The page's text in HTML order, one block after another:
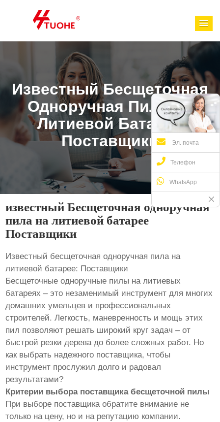
Известный Бесщеточная
Одноручная Пила На
Литиевой Батарее
Поставщики
известный Бесщеточная одноручная
пила на литиевой батарее
Поставщики
Известный бесщеточная одноручная пила на
литиевой батарее: Поставщики
Бесщеточные одноручные пилы на литиевых
батареях – это незаменимый инструмент для многих
домашних умельцев и профессиональных
строителей. Легкость, маневренность и мощь этих
пил позволяют решать широкий круг задач – от
быстрой резки дерева до более сложных работ. Но
как выбрать надежного поставщика, чтобы
инструмент прослужил долго и радовал
результатами?
Критерии выбора поставщика бесщеточной пилы
При выборе поставщика обратите внимание не
только на цену, но и на репутацию компании.
Эл. почта
Телефон
WhatsApp